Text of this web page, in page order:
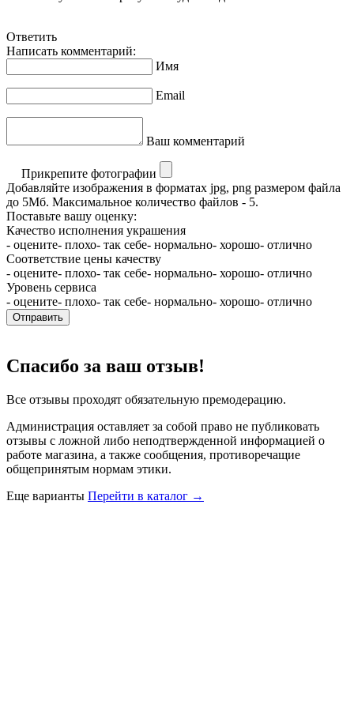
Ответить
Написать комментарий:
Имя
Email
Ваш комментарий
Прикрепите фотографии
Добавляйте изображения в форматах jpg, png размером файла
до 5Мб. Максимальное количество файлов - 5.
Поставьте вашу оценку:
Качество исполнения украшения
- оцените- плохо- так себе- нормально- хорошо- отлично
Соответствие цены качеству
- оцените- плохо- так себе- нормально- хорошо- отлично
Уровень сервиса
- оцените- плохо- так себе- нормально- хорошо- отлично
Отправить
Спасибо за ваш отзыв!
Все отзывы проходят обязательную премодерацию.
Администрация оставляет за собой право не публиковать
отзывы с ложной либо неподтвержденной информацией о
работе магазина, а также сообщения, противоречащие
общепринятым нормам этики.
Еще варианты Перейти в каталог →